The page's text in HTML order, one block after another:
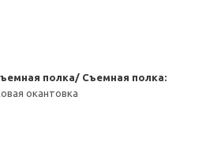
полка/ Съемная полка:
окантовка